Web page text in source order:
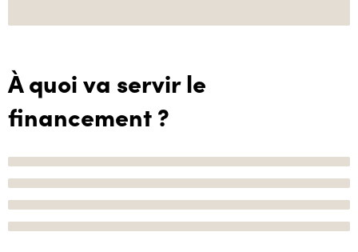
À quoi va servir le
financement ?